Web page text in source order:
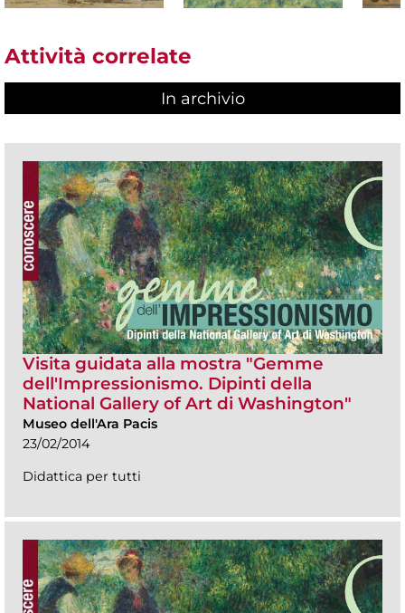
Attività correlate
In archivio
Visita guidata alla mostra "Gemme
dell'Impressionismo. Dipinti della
National Gallery of Art di Washington"
Museo dell'Ara Pacis
23/02/2014
Didattica per tutti